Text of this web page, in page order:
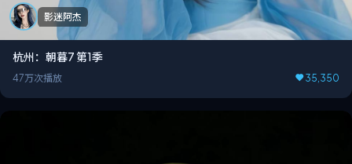
影迷阿杰
杭州：朝暮7 第1季
47万次播放 35,350